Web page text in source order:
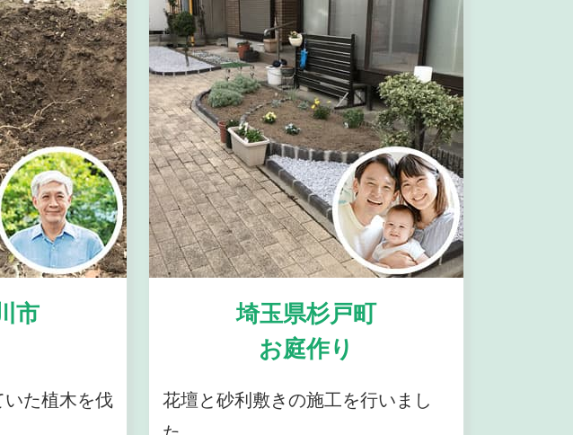
市
た植木を伐
埼玉県杉戸町
お庭作り
花壇と砂利敷きの施工を行いまし